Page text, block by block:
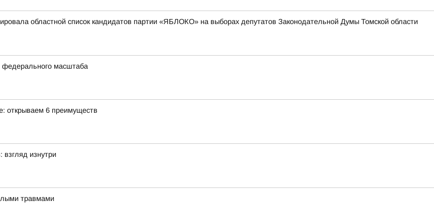
областной список кандидатов партии «ЯБЛОКО» на выборах депутатов Законодательной Думы Томской области
федерального масштаба
открываем 6 преимуществ
взгляд изнутри
травмами